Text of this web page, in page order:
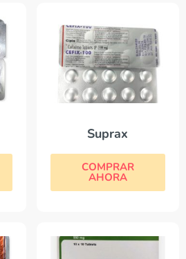
Suprax
COMPRAR
AHORA